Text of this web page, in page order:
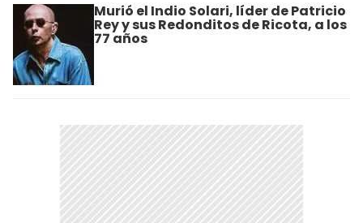
Murió el Indio Solari, líder de Patricio
Rey y sus Redonditos de Ricota, a los
77 años